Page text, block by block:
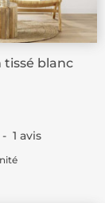
tissé blanc
- 1 avis